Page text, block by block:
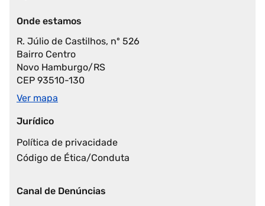
Onde estamos
R. Júlio de Castilhos, nº 526
Bairro Centro
Novo Hamburgo/RS
CEP 93510-130
Ver mapa
Jurídico
Política de privacidade
Código de Ética/Conduta
Canal de Denúncias